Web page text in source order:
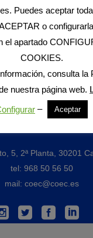
Boletín Informativo
Seguridad Social
Estamos en Europa
Mercado de Trabajo
5, 2ª Planta, 30201
tel: 968 50 56 50
mail: coec@coec.es
Puedes aceptar
o
el apartado
COOKIES.
consulta la
nuestra página web.
– Aceptar